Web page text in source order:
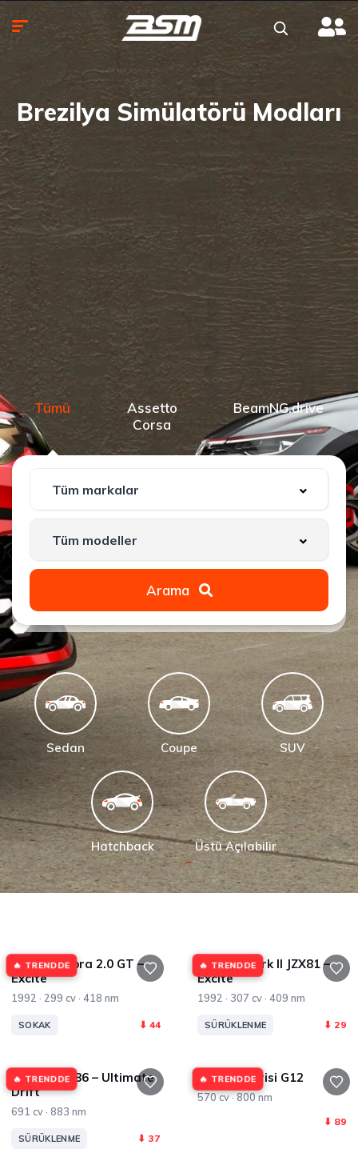
Brezilya Simülatörü Modları
Tümü
Assetto
Corsa
BeamNG.drive
Arama
Sedan Coupe SUV
Hatchback Üstü Açılabilir
🔥 TRENDDE
Toyota Supra 2.0 GT –
Excite
1992 · 299 cv · 418 nm
SOKAK ⬇ 44
🔥 TRENDDE
Toyota Mark II JZX81 –
Excite
1992 · 307 cv · 409 nm
SÜRÜKLENME ⬇ 29
🔥 TRENDDE
Toyota GT86 – Ultimate
Drift
691 cv · 883 nm
SÜRÜKLENME ⬇ 37
🔥 TRENDDE
BMW 7 Serisi G12
570 cv · 800 nm
⬇ 89